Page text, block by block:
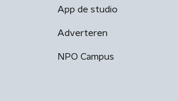
App de studio
Adverteren
NPO Campus